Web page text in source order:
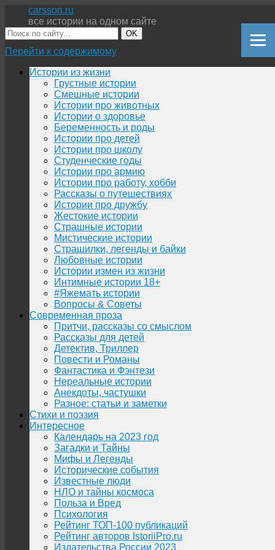
carsson.ru
все истории на одном сайте
OK
Перейти к содержимому
Истории из жизни
Грустные истории
Смешные истории
Истории про животных
Истории о здоровье
Беременность и роды
Истории про детей
Истории про школу
Студенческие годы
Истории про армию
Истории про работу, хобби
Рассказы о путешествиях
Истории про дружбу
Жестокие истории
Страшные истории
Мистические истории
Страшилки, легенды и байки
Любовные истории
Истории измен из жизни
Интимные истории 18+
#Яжемать истории
Вопросы & Советы
Современная проза
Притчи, рассказы со смыслом
Рассказы для детей
Детектив, Триллер
Повести и Романы
Фантастика и Фэнтези
Нереальные истории
Анекдоты, частушки
Разное: статьи и заметки
Стихи и поэзия
Интересное
Календарь на 2023 год
Загадки и Тайны
Мифы и Легенды
Исторические события
Известные люди
НЛО и тайны космоса
Польза и Вред
Психология
Рейтинг ТОП-100 публикаций
Рейтинг авторов IstoriiPro.ru
Издательства России 2023